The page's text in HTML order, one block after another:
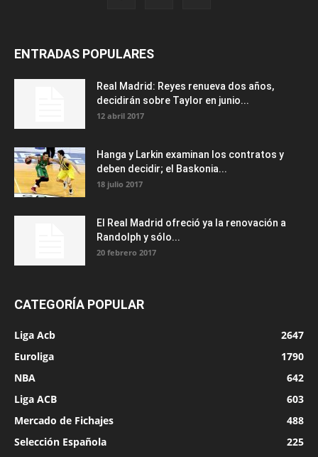
ENTRADAS POPULARES
Real Madrid: Reyes renueva dos años,
decidirán sobre Taylor en junio...
12 abril 2017
Hanga y Larkin examinan los contratos y
deben decidir; el Baskonia...
18 julio 2017
El Real Madrid ofreció ya la renovación a
Randolph y sólo...
20 febrero 2017
CATEGORÍA POPULAR
Liga Acb
2647
Euroliga
1790
NBA
642
Liga ACB
603
Mercado de Fichajes
488
Selección Española
225